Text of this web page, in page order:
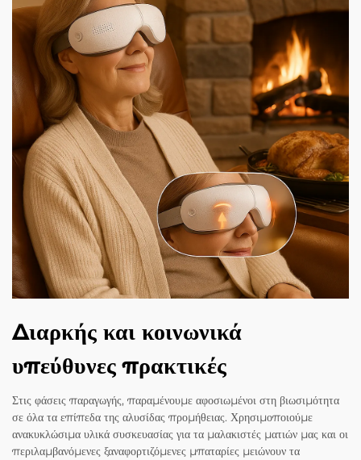
Διαρκής και κοινωνικά
υπεύθυνες πρακτικές
Στις φάσεις παραγωγής, παραμένουμε αφοσιωμένοι στη βιωσιμότητα
σε όλα τα επίπεδα της αλυσίδας προμήθειας. Χρησιμοποιούμε
ανακυκλώσιμα υλικά συσκευασίας για τα μαλακιστές ματιών μας και οι
περιλαμβανόμενες ξαναφορτιζόμενες μπαταρίες μειώνουν τα